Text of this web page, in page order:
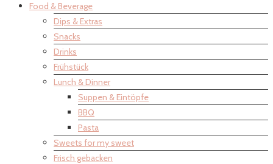
Food & Beverage
Dips & Extras
Snacks
Drinks
Frühstück
Lunch & Dinner
Suppen & Eintöpfe
BBQ
Pasta
Sweets for my sweet
Frisch gebacken